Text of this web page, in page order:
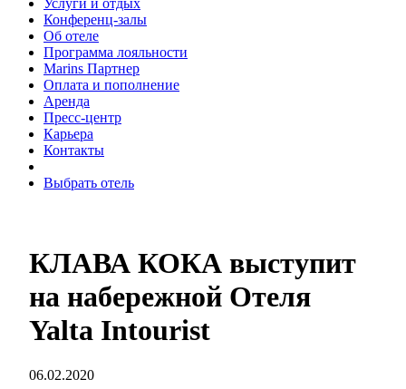
Услуги и отдых
Конференц-залы
Об отеле
Программа лояльности
Marins Партнер
Оплата и пополнение
Аренда
Пресс-центр
Карьера
Контакты
Выбрать отель
КЛАВА КОКА выступит
на набережной Отеля
Yalta Intourist
06.02.2020